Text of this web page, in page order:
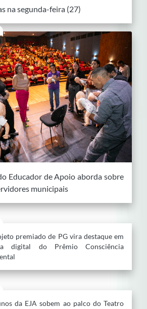
na segunda-feira (27)
Educador de Apoio aborda sobre
municipais
premiado de PG vira destaque em
digital do Prêmio Consciência
da EJA sobem ao palco do Teatro